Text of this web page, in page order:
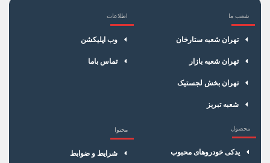
شعب ما
تهران شعبه ستارخان
تهران شعبه بازار
تهران بخش لجستیک
شعبه تبریز
اطلاعات
وب اپلیکشن
تماس باما
محصول
یدکی خودروهای محبوب
محتوا
شرایط و ضوابط
×